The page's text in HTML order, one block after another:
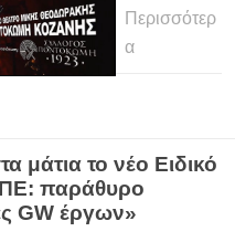
Περισσότερ
α
μάτια το νέο Ειδικό
παράθυρο
GW έργων»